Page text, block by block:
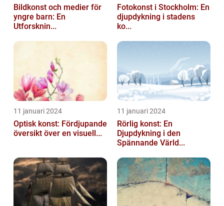
Bildkonst och medier för
yngre barn: En
Utforsknin...
Fotokonst i Stockholm: En
djupdykning i stadens
ko...
11 januari 2024
Optisk konst: Fördjupande
översikt över en visuell...
11 januari 2024
Rörlig konst: En
Djupdykning i den
Spännande Värld...